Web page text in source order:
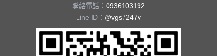
聯絡電話： 0936103192
Line ID： @vgs7247v